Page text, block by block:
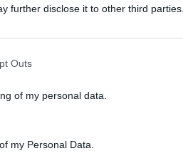
further disclose it to other third parties.
Outs
of my personal data.
my Personal Data.